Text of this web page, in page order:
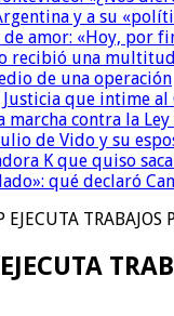
y a su
amor: «Hoy, por
recibió una
de una operación
que intime
contra la
de Vido y su
K que quiso
qué declaró
TRABAJOS